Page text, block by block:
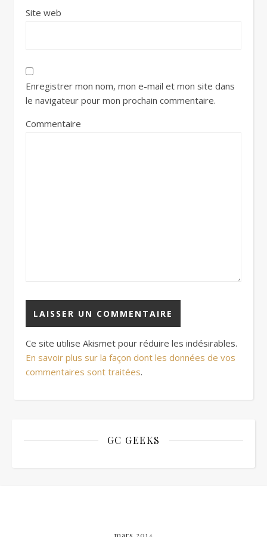
Site web
Enregistrer mon nom, mon e-mail et mon site dans
le navigateur pour mon prochain commentaire.
Commentaire
Ce site utilise Akismet pour réduire les indésirables.
En savoir plus sur la façon dont les données de vos
commentaires sont traitées.
GC GEEKS
mars 2014